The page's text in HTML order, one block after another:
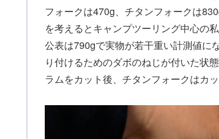
フォークは470g、チタンフォークは
を考えるとキャンプツーリング中心の
公表は790gで実物が若干重い計測値に
り付けるためのダボのねじが付いた状
ラムをカット後、チタンフォークはカ